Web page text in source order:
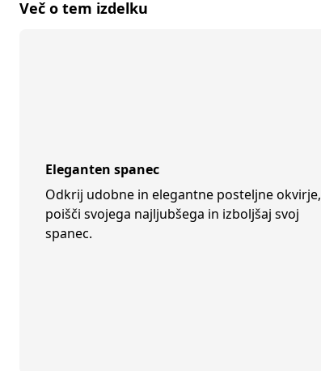
Več o tem izdelku
Eleganten spanec
Odkrij udobne in elegantne posteljne okvirje,
poišči svojega najljubšega in izboljšaj svoj
spanec.